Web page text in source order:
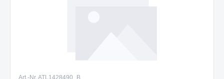
Art.-Nr. ATL1428490_B